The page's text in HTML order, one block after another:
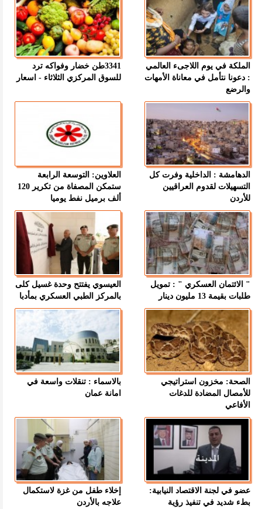
الملكة في يوم اللاجىء العالمي
: دعونا نتأمل في معاناة الأمهات
والرضع
3341طن خضار وفواكه ترد
للسوق المركزي الثلاثاء - اسعار
الدهامشة : الداخلية وفرت كل
التسهيلات لقدوم العراقيين
للأردن
العلاوين: التوسعة الرابعة
ستمكن المصفاة من تكرير 120
ألف برميل نفط يوميا
" الائتمان العسكري " : تمويل
طلبات بقيمة 13 مليون دينار
العيسوي يفتتح وحدة غسيل كلى
بالمركز الطبي العسكري بمأدبا
الصحة: مخزون استراتيجي
للأمصال المضادة للدغات
الأفاعي
بالاسماء : تنقلات واسعة في
امانة عمان
عضو في لجنة الاقتصاد النيابية:
بطء شديد في تنفيذ رؤية
إخلاء طفل من غزة لاستكمال
علاجه بالأردن